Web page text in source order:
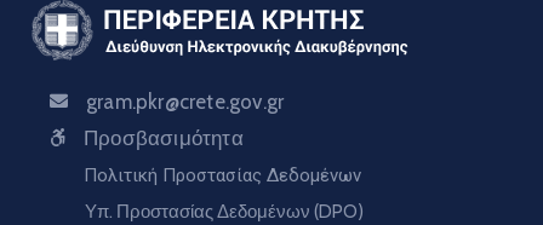
gram.pkr@crete.gov.gr
Προσβασιμότητα
Πολιτική Προστασίας Δεδομένων
Υπ. Προστασίας Δεδομένων (DPO)